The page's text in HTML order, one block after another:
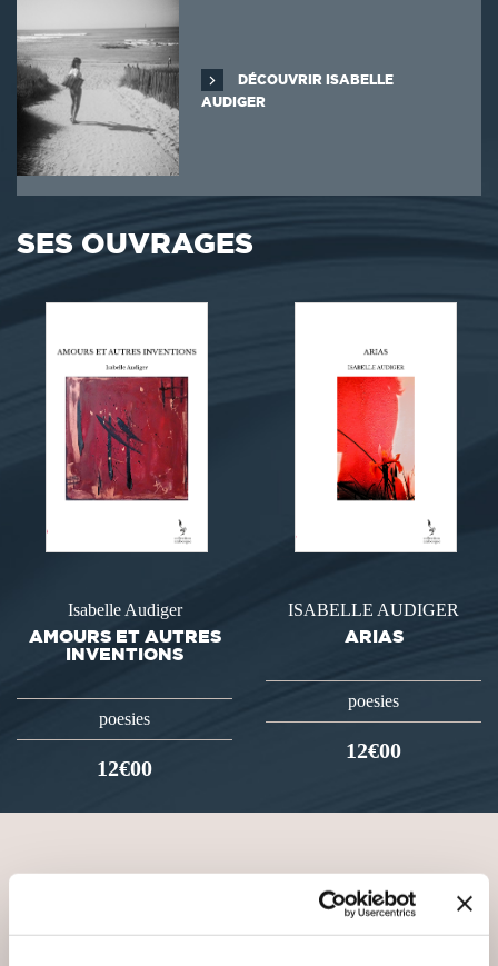
DÉCOUVRIR ISABELLE
AUDIGER
SES OUVRAGES
Isabelle Audiger
AMOURS ET AUTRES
INVENTIONS
poesies
12€00
ISABELLE AUDIGER
ARIAS
poesies
12€00
VOUS AIMEREZ AUSSI